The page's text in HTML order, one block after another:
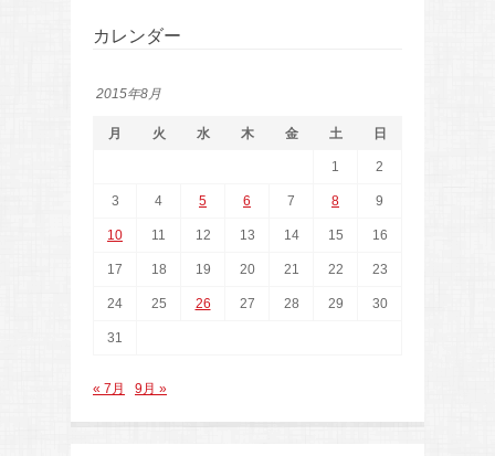
カレンダー
2015年8月
月 火 水 木 金 土 日
1 2
3 4 5 6 7 8 9
10 11 12 13 14 15 16
17 18 19 20 21 22 23
24 25 26 27 28 29 30
31
« 7月 9月 »